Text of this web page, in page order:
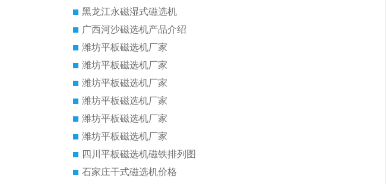
黑龙江永磁湿式磁选机
广西河沙磁选机产品介绍
潍坊平板磁选机厂家
潍坊平板磁选机厂家
潍坊平板磁选机厂家
潍坊平板磁选机厂家
潍坊平板磁选机厂家
潍坊平板磁选机厂家
四川平板磁选机磁铁排列图
石家庄干式磁选机价格